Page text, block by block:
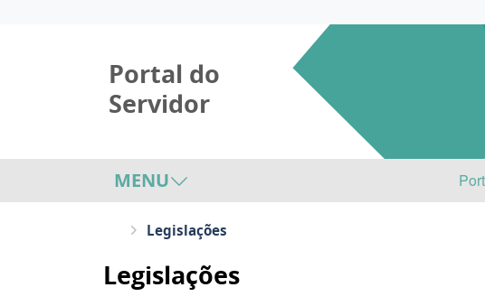
Portal do
Servidor
MENU
Legislações
Legislações